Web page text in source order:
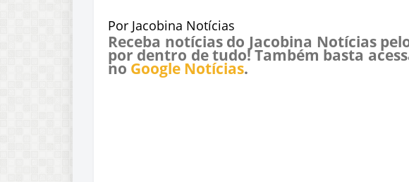
Por Jacobina Notícias
Receba notícias do Jacobina Notícias
por dentro de tudo! Também basta
no Google Notícias.